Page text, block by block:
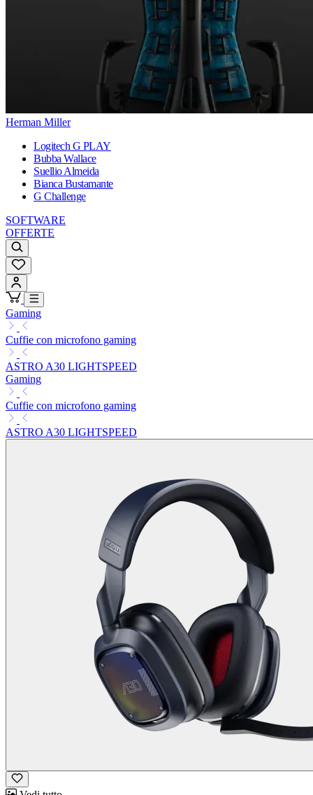
Herman Miller
Logitech G PLAY
Bubba Wallace
Suellio Almeida
Bianca Bustamante
G Challenge
SOFTWARE
OFFERTE
Gaming
Cuffie con microfono gaming
ASTRO A30 LIGHTSPEED
Gaming
Cuffie con microfono gaming
ASTRO A30 LIGHTSPEED